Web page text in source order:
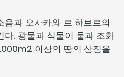
음과 오사카와 르 하브르의
다. 광물과 식물이 물과 조화
이상의 땅의 상징을